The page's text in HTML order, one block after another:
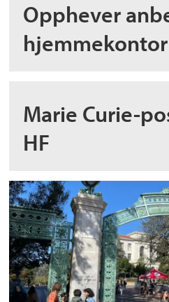
Opphever
hjemmekontor
Marie Curie-
HF